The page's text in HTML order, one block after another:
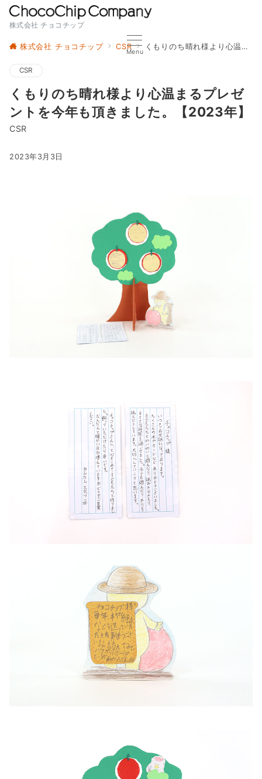
株式会社 チョコチップ
Menu
株式会社 チョコチップ CSR くもりのち晴れ様より心温まるプレゼントを今年も頂きました。【2023年】
CSR
くもりのち晴れ様より心温まるプレゼ
ントを今年も頂きました。【2023年】
CSR
2023年3月3日